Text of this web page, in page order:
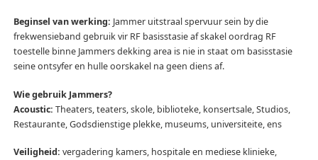
Beginsel van werking: Jammer uitstraal spervuur sein by die
frekwensieband gebruik vir RF basisstasie af skakel oordrag RF
toestelle binne Jammers dekking area is nie in staat om basisstasie
seine ontsyfer en hulle oorskakel na geen diens af.
Wie gebruik Jammers?
Acoustic: Theaters, teaters, skole, biblioteke, konsertsale, Studios,
Restaurante, Godsdienstige plekke, museums, universiteite, ens
Veiligheid: vergadering kamers, hospitale en mediese klinieke,